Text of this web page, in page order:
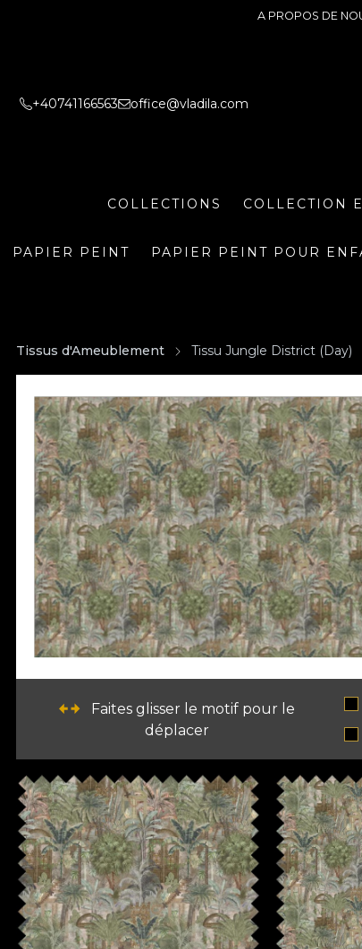
A PROPOS DE
+40741166563 office@vladila.com
COLLECTIONS COLLECTION
PAPIER PEINT PAPIER PEINT POUR
Tissus d'Ameublement Tissu Jungle District (Day)
Faites glisser le motif pour le
déplacer